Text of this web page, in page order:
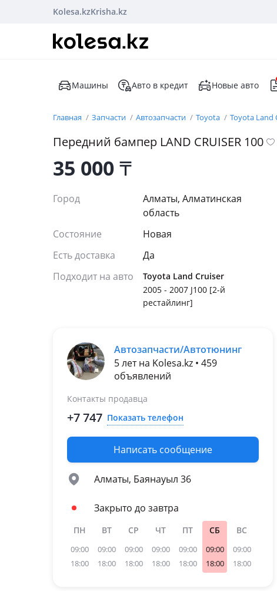
Kolesa.kzKrisha.kz
Машины Авто в кредит Новые авто
Главная Запчасти Автозапчасти Toyota Toyota Land
Передний бампер LAND CRUISER 100
35 000₸
Город
Алматы, Алматинская
область
Состояние
Новая
Есть доставка
Да
Подходит на авто
Toyota Land Cruiser
2005 - 2007 J100 [2-й
рестайлинг]
Автозапчасти/Автотюнинг
5 лет на Kolesa.kz • 459
объявлений
Контакты продавца
+7 747 Показать телефон
Написать сообщение
Алматы, Баянауыл 36
Закрыто до завтра
ПН
09:00
18:00
ВТ
09:00
18:00
СР
09:00
18:00
ЧТ
09:00
18:00
ПТ
09:00
18:00
СБ
09:00
18:00
ВС
09:00
18:00